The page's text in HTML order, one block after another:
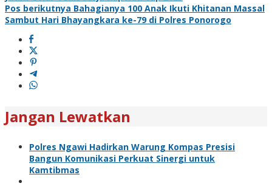
Pos berikutnya Bahagianya 100 Anak Ikuti Khitanan Massal
Sambut Hari Bhayangkara ke-79 di Polres Ponorogo
Jangan Lewatkan
Polres Ngawi Hadirkan Warung Kompas Presisi
Bangun Komunikasi Perkuat Sinergi untuk
Kamtibmas